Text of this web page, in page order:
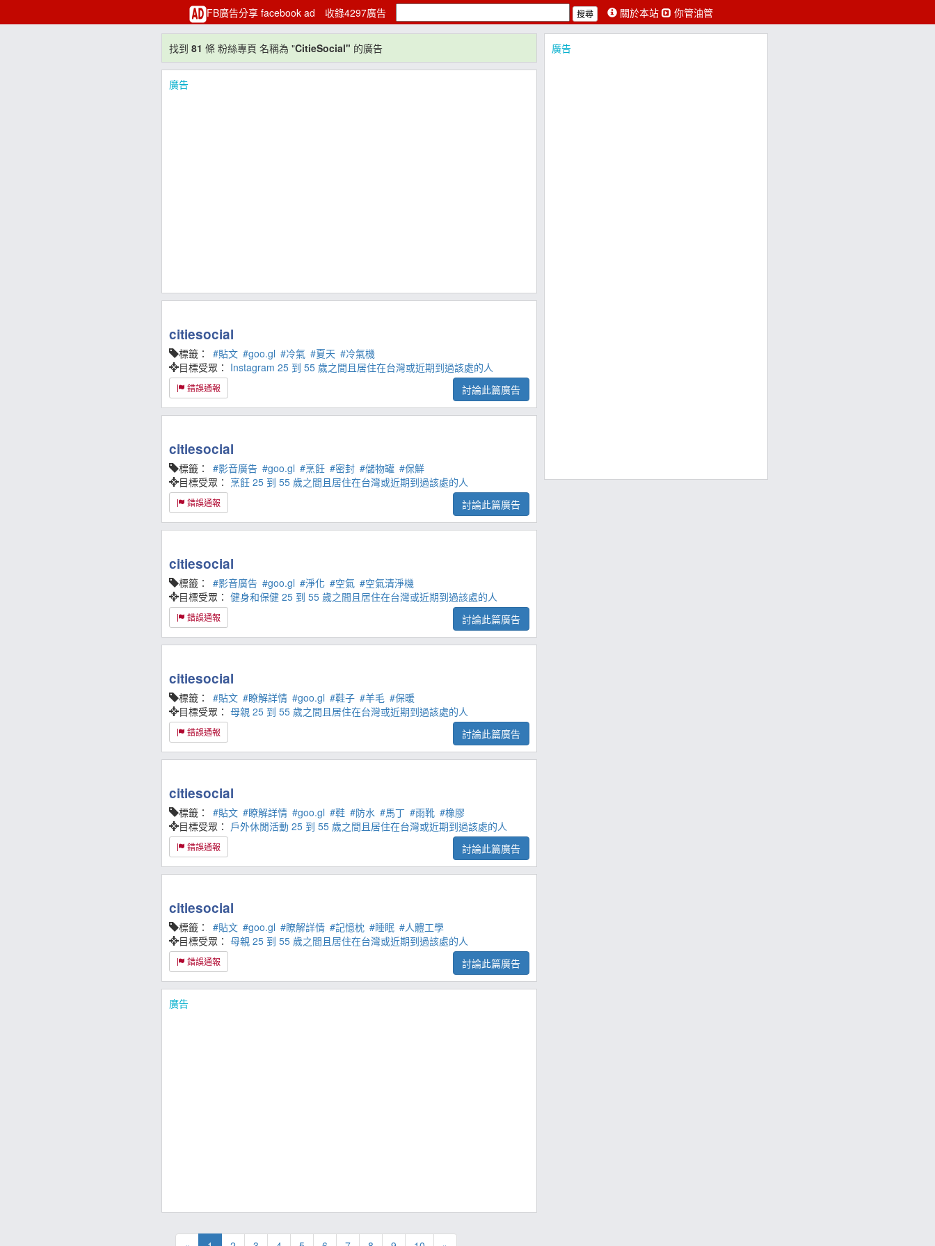
FB廣告分享 facebook ad 收錄4297廣告 關於本站 你管油管
找到 81 條 粉絲專頁 名稱為 "CitieSocial" 的廣告
廣告
citiesocial
標籤： #貼文 #goo.gl #冷氣 #夏天 #冷氣機
目標受眾： Instagram 25 到 55 歲之間且居住在台灣或近期到過該處的人
錯誤通報 討論此篇廣告
citiesocial
標籤： #影音廣告 #goo.gl #烹飪 #密封 #儲物罐 #保鮮
目標受眾： 烹飪 25 到 55 歲之間且居住在台灣或近期到過該處的人
錯誤通報 討論此篇廣告
citiesocial
標籤： #影音廣告 #goo.gl #淨化 #空氣 #空氣清淨機
目標受眾： 健身和保健 25 到 55 歲之間且居住在台灣或近期到過該處的人
錯誤通報 討論此篇廣告
citiesocial
標籤： #貼文 #瞭解詳情 #goo.gl #鞋子 #羊毛 #保暖
目標受眾： 母親 25 到 55 歲之間且居住在台灣或近期到過該處的人
錯誤通報 討論此篇廣告
citiesocial
標籤： #貼文 #瞭解詳情 #goo.gl #鞋 #防水 #馬丁 #雨靴 #橡膠
目標受眾： 戶外休閒活動 25 到 55 歲之間且居住在台灣或近期到過該處的人
錯誤通報 討論此篇廣告
citiesocial
標籤： #貼文 #goo.gl #瞭解詳情 #記憶枕 #睡眠 #人體工學
目標受眾： 母親 25 到 55 歲之間且居住在台灣或近期到過該處的人
錯誤通報 討論此篇廣告
廣告
廣告